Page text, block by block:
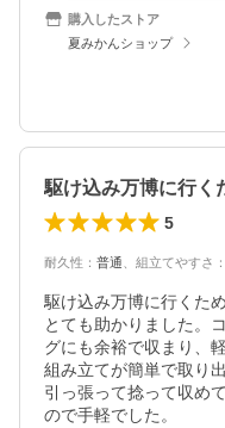
購入したストア
夏みかんショップ
5
耐久性 ： 普通 組立てやすさ ：
駆け込み万博に行くた
とても助かりました。
グにも余裕で収まり、
組み立てが簡単で取り
引っ張って捻って収め
ので手軽でした。